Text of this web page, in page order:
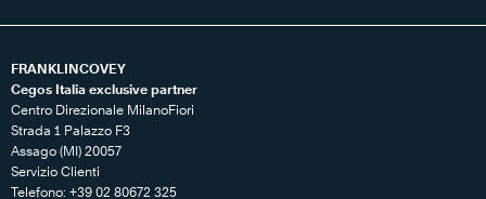
FRANKLINCOVEY
Cegos Italia exclusive partner
Centro Direzionale MilanoFiori
Strada 1 Palazzo F3
Assago (MI) 20057
Servizio Clienti
Telefono: +39 02 80672 325